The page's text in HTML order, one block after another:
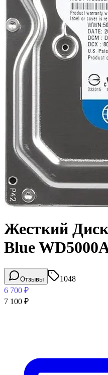
Жесткий
Blue
Отзывы
1048
6 700 ₽
7 100 ₽